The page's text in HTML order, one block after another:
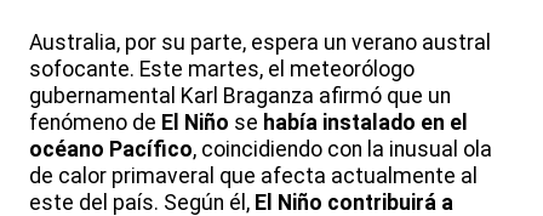
Australia, por su parte, espera un verano austral
sofocante. Este martes, el meteorólogo
gubernamental Karl Braganza afirmó que un
fenómeno de El Niño se había instalado en el
océano Pacífico, coincidiendo con la inusual ola
de calor primaveral que afecta actualmente al
este del país. Según él, El Niño contribuirá a